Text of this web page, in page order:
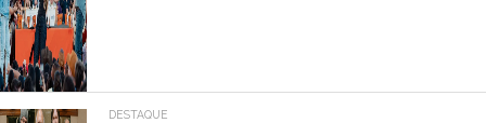
DESTAQUE